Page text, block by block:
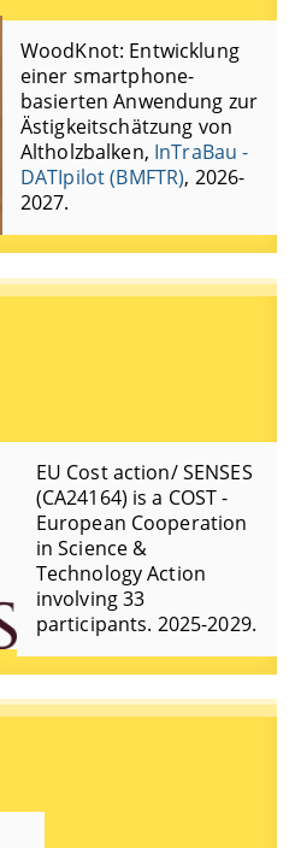
WoodKnot: Entwicklung
einer smartphone-
basierten Anwendung zur
Ästigkeitschätzung von
Altholzbalken, InTraBau -
DATIpilot (BMFTR), 2026-
2027.
EU Cost action/ SENSES
(CA24164) is a COST -
European Cooperation
in Science &
Technology Action
involving 33
participants. 2025-2029.